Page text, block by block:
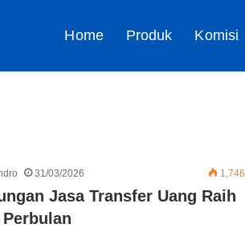
Home Produk Komisi
31/03/2026 1,746
Jasa Transfer Uang Raih